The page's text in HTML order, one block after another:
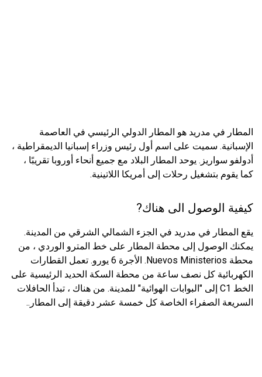
المطار في مدريد هو المطار الدولي الرئيسي في العاصمة
الإسبانية. سميت على اسم أول رئيس وزراء إسبانيا الديمقراطية ،
أدولفو سواريز. يوحد المطار البلاد مع جميع أنحاء أوروبا تقريبًا ،
كما يقوم بتشغيل رحلات إلى أمريكا اللاتينية.
كيفية الوصول الى هناك?
يقع المطار في مدريد في الجزء الشمالي الشرقي من المدينة.
يمكنك الوصول إلى محطة المطار على خط المترو الوردي ، من
محطة Nuevos Ministerios. الأجرة 6 يورو. تعمل القطارات
الكهربائية كل نصف ساعة من محطة السكة الحديد الرئيسية على
الخط C1 إلى "البوابات الهوائية" للمدينة. من هناك ، تبدأ الحافلات
السريعة الصفراء الخاصة كل خمسة عشر دقيقة إلى المطار..